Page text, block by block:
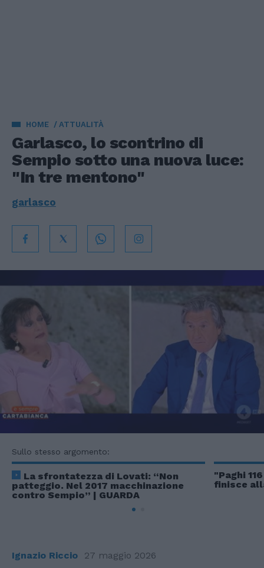
HOME ATTUALITÀ
Garlasco, lo scontrino di
Sempio sotto una nuova luce:
"In tre mentono"
garlasco
Sullo stesso argomento:
La sfrontatezza di Lovati: “Non
patteggio. Nel 2017 macchinazione
contro Sempio” | GUARDA
"Paghi
finisce
Ignazio Riccio 27 maggio 2026